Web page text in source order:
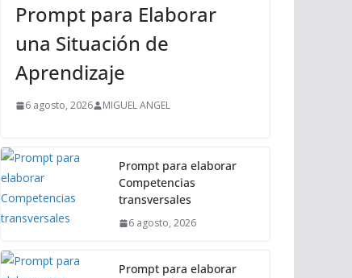
Prompt para Elaborar
una Situación de
Aprendizaje
6 agosto, 2026 MIGUEL ANGEL
Prompt para elaborar
Competencias
transversales
6 agosto, 2026
Prompt para elaborar